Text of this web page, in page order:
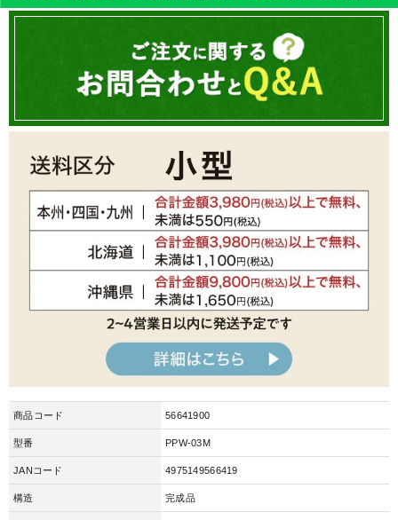
商品コード 56641900
型番 PPW-03M
JANコード 4975149566419
構造 完成品